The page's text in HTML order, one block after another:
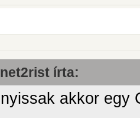
net2rist írta:
nyissak akkor egy